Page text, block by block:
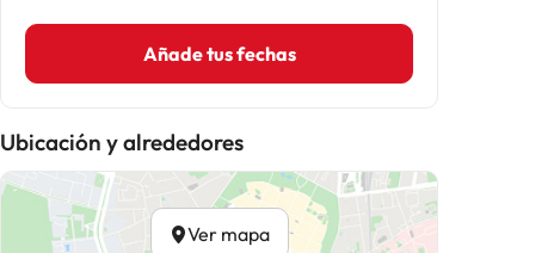
Añade tus fechas
Ubicación y alrededores
Ver mapa